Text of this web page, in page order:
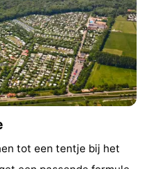
tot een tentje bij het